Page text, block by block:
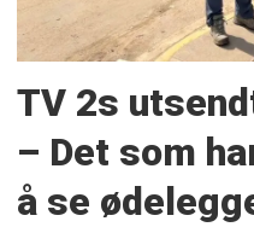
TV 2s
– Det som
å se